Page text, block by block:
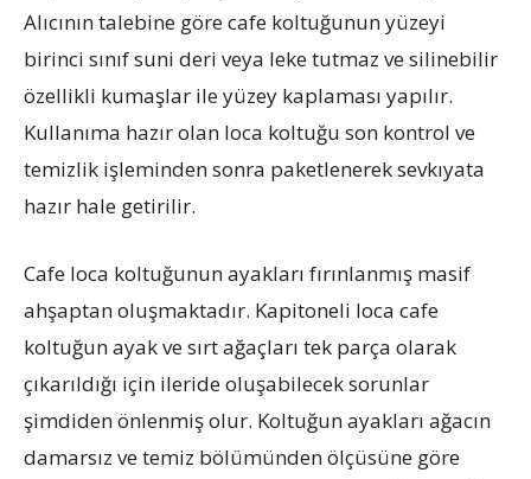
Alıcının talebine göre cafe koltuğunun yüzeyi
birinci sınıf suni deri veya leke tutmaz ve silinebilir
özellikli kumaşlar ile yüzey kaplaması yapılır.
Kullanıma hazır olan loca koltuğu son kontrol ve
temizlik işleminden sonra paketlenerek sevkıyata
hazır hale getirilir.
Cafe loca koltuğunun ayakları fırınlanmış masif
ahşaptan oluşmaktadır. Kapitoneli loca cafe
koltuğun ayak ve sırt ağaçları tek parça olarak
çıkarıldığı için ileride oluşabilecek sorunlar
şimdiden önlenmiş olur. Koltuğun ayakları ağacın
damarsız ve temiz bölümünden ölçüsüne göre